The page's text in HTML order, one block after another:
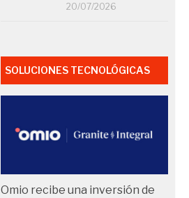
20/07/2026
SOLUCIONES TECNOLÓGICAS
Omio recibe una inversión de